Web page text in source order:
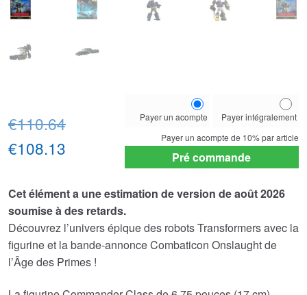
your
payment
Payer un acompte
Payer intégralement
Payer un acompte de 10%par article
Pré commande
€110.64Le
était :
€110.64.
€108.13
actuel
est :
€108.13.
Cet élément a une estimation de version de août 2026
soumise à des retards.
Découvrez l’univers épique des robots Transformers avec la
figurine et la bande-annonce Combaticon Onslaught de
l’Âge des Primes !